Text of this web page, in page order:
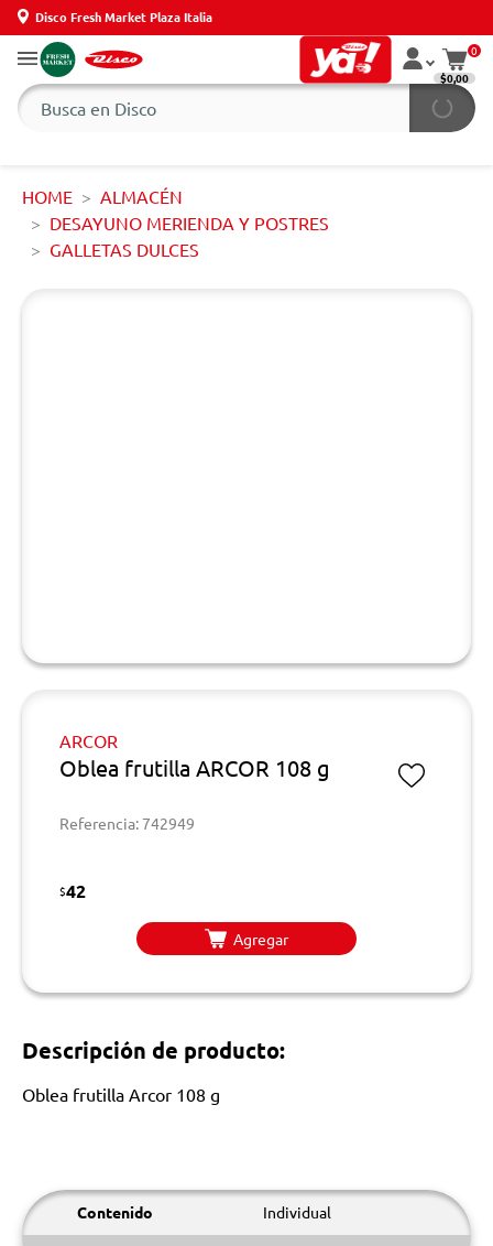
Disco Fresh Market Plaza Italia
0
$0,00
HOME
ALMACÉN
DESAYUNO MERIENDA Y POSTRES
GALLETAS DULCES
ARCOR
Oblea frutilla ARCOR 108 g
Referencia: 742949
$42
Agregar
Descripción de producto:
Oblea frutilla Arcor 108 g
Contenido Individual